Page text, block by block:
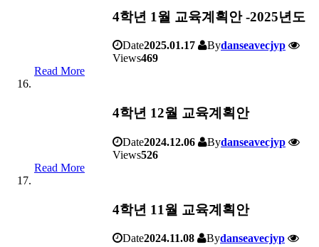
4학년 1월 교육계획안 -2025년도
Date2025.01.17 Bydanseavecjyp
Views469
Read More
4학년 12월 교육계획안
Date2024.12.06 Bydanseavecjyp
Views526
Read More
4학년 11월 교육계획안
Date2024.11.08 Bydanseavecjyp